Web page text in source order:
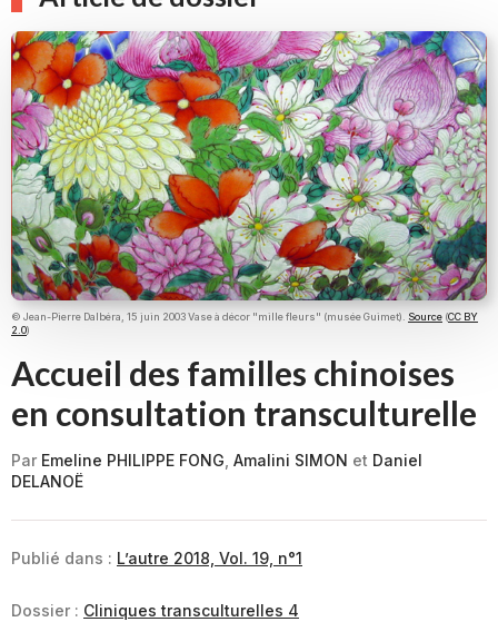
© Jean-Pierre Dalbéra, 15 juin 2003 Vase à décor "mille fleurs" (musée Guimet). Source (CC BY
2.0)
Accueil des familles chinoises
en consultation transculturelle
Par Emeline PHILIPPE FONG Amalini SIMON et Daniel
DELANOË
Publié dans : L’autre 2018, Vol. 19, n°1
Dossier : Cliniques transculturelles 4